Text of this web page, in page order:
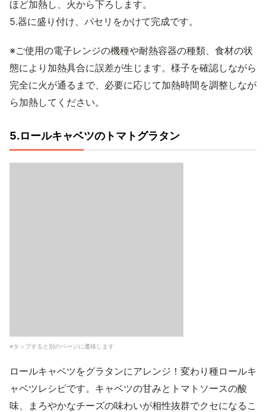
ほど加熱し、火から下ろします。
5.器に盛り付け、パセリをかけて完成です。
※ご使用の電子レンジの機種や耐熱容器の種類、食材の状
態により加熱具合に誤差が生じます。様子を確認しながら
完全に火が通るまで、必要に応じて加熱時間を調整しなが
ら加熱してください。
5.ロールキャベツのトマトグラタン
※タップすると別のページに遷移します
ロールキャベツをグラタンにアレンジ！変わり種ロールキ
ャベツレシピです。キャベツの甘みとトマトソースの酸
味、まろやかなチーズの味わいが相性抜群でクセになるこ